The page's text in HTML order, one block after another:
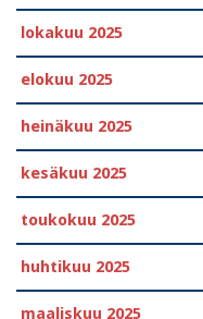
lokakuu 2025
elokuu 2025
heinäkuu 2025
kesäkuu 2025
toukokuu 2025
huhtikuu 2025
maaliskuu 2025